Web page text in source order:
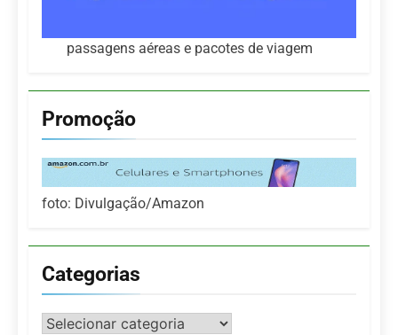
passagens aéreas e pacotes de viagem
Promoção
foto: Divulgação/Amazon
Categorias
Categorias